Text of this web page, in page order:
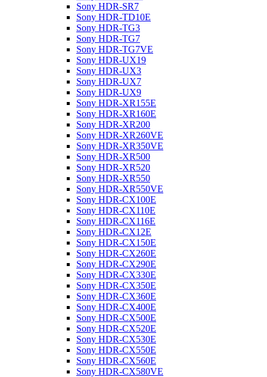
Sony HDR-SR7
Sony HDR-TD10E
Sony HDR-TG3
Sony HDR-TG7
Sony HDR-TG7VE
Sony HDR-UX19
Sony HDR-UX3
Sony HDR-UX7
Sony HDR-UX9
Sony HDR-XR155E
Sony HDR-XR160E
Sony HDR-XR200
Sony HDR-XR260VE
Sony HDR-XR350VE
Sony HDR-XR500
Sony HDR-XR520
Sony HDR-XR550
Sony HDR-XR550VE
Sony HDR-CX100E
Sony HDR-CX110E
Sony HDR-CX116E
Sony HDR-CX12E
Sony HDR-CX150E
Sony HDR-CX260E
Sony HDR-CX290E
Sony HDR-CX330E
Sony HDR-CX350E
Sony HDR-CX360E
Sony HDR-CX400E
Sony HDR-CX500E
Sony HDR-CX520E
Sony HDR-CX530E
Sony HDR-CX550E
Sony HDR-CX560E
Sony HDR-CX580VE